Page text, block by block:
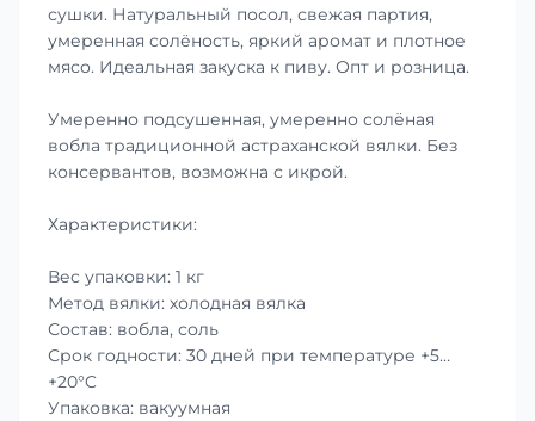
сушки. Натуральный посол, свежая партия,
умеренная солёность, яркий аромат и плотное
мясо. Идеальная закуска к пиву. Опт и розница.
Умеренно подсушенная, умеренно солёная
вобла традиционной астраханской вялки. Без
консервантов, возможна с икрой.
Характеристики:
Вес упаковки: 1 кг
Метод вялки: холодная вялка
Состав: вобла, соль
Срок годности: 30 дней при температуре +5…
+20°C
Упаковка: вакуумная